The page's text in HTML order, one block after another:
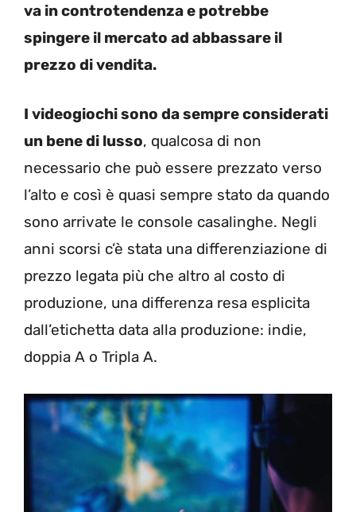
va in controtendenza e potrebbe
spingere il mercato ad abbassare il
prezzo di vendita.
I videogiochi sono da sempre considerati
un bene di lusso, qualcosa di non
necessario che può essere prezzato verso
l’alto e così è quasi sempre stato da quando
sono arrivate le console casalinghe. Negli
anni scorsi c’è stata una differenziazione di
prezzo legata più che altro al costo di
produzione, una differenza resa esplicita
dall’etichetta data alla produzione: indie,
doppia A o Tripla A.